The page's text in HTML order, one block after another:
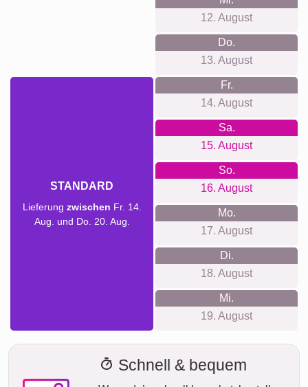
12. August
Do.
13. August
STANDARD
Lieferung zwischen Fr. 14.
Aug. und Do. 20. Aug.
Fr.
14. August
Sa.
15. August
So.
16. August
Mo.
17. August
Di.
18. August
Mi.
19. August
Schnell & bequem